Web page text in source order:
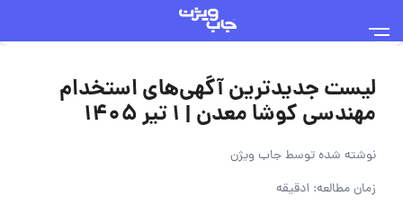
لیست جدیدترین آگهی‌های استخدام
مهندسی کوشا معدن | ۱ تیر ۱۴۰۵
نوشته شده توسطجاب ویژن
زمان مطالعه: 1دقیقه